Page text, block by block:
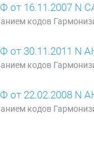
16.11.2007 N
кодов
от 30.11.2011 N
кодов
22.02.2008 N
кодов